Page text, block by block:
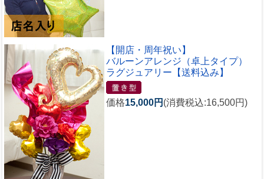
【開店・周年祝い】
バルーンアレンジ（卓上タイプ）
ラグジュアリー【送料込み】
価格15,000円 (消費税込:16,500円)